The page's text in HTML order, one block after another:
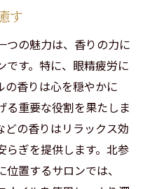
す
つの魅力は、香りの力に
です。特に、眼精疲労に
の香りは心を穏やかに
る重要な役割を果たしま
どの香りはリラックス効
らぎを提供します。北参
置するサロンでは、